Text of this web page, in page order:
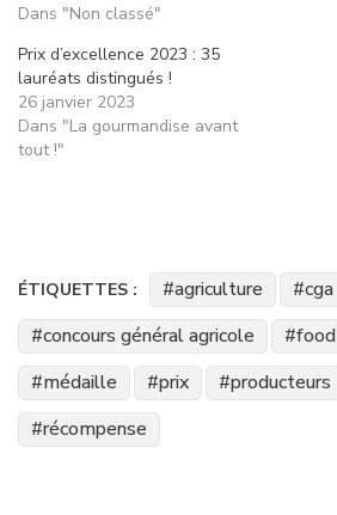
Dans "Non classé"
Prix d’excellence 2023 : 35
lauréats distingués !
26 janvier 2023
Dans "La gourmandise avant
tout !"
ÉTIQUETTES : agriculture cga
concours général agricole
food
médaille
prix producteurs
récompense